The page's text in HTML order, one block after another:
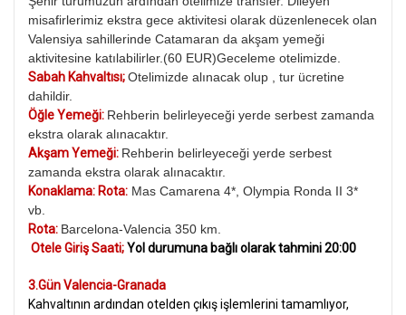
misafirlerimiz ekstra gece aktivitesi olarak düzenlenecek olan
Valensiya sahillerinde Catamaran da akşam yemeği
aktivitesine katılabilirler.(60 EUR)Geceleme otelimizde.
Sabah Kahvaltısı;Otelimizde alınacak olup , tur ücretine
dahildir.
Öğle Yemeği: Rehberin belirleyeceği yerde serbest zamanda
ekstra olarak alınacaktır.
Akşam Yemeği: Rehberin belirleyeceği yerde serbest
zamanda ekstra olarak alınacaktır.
Konaklama: Rota: Mas Camarena 4*, Olympia Ronda II 3*
vb.
Rota: Barcelona-Valencia 350 km.
Otele Giriş Saati;Yol durumuna bağlı olarak tahmini 20:00
3.Gün Valencia-Granada
Kahvaltının ardından otelden çıkış işlemlerini tamamlıyor,